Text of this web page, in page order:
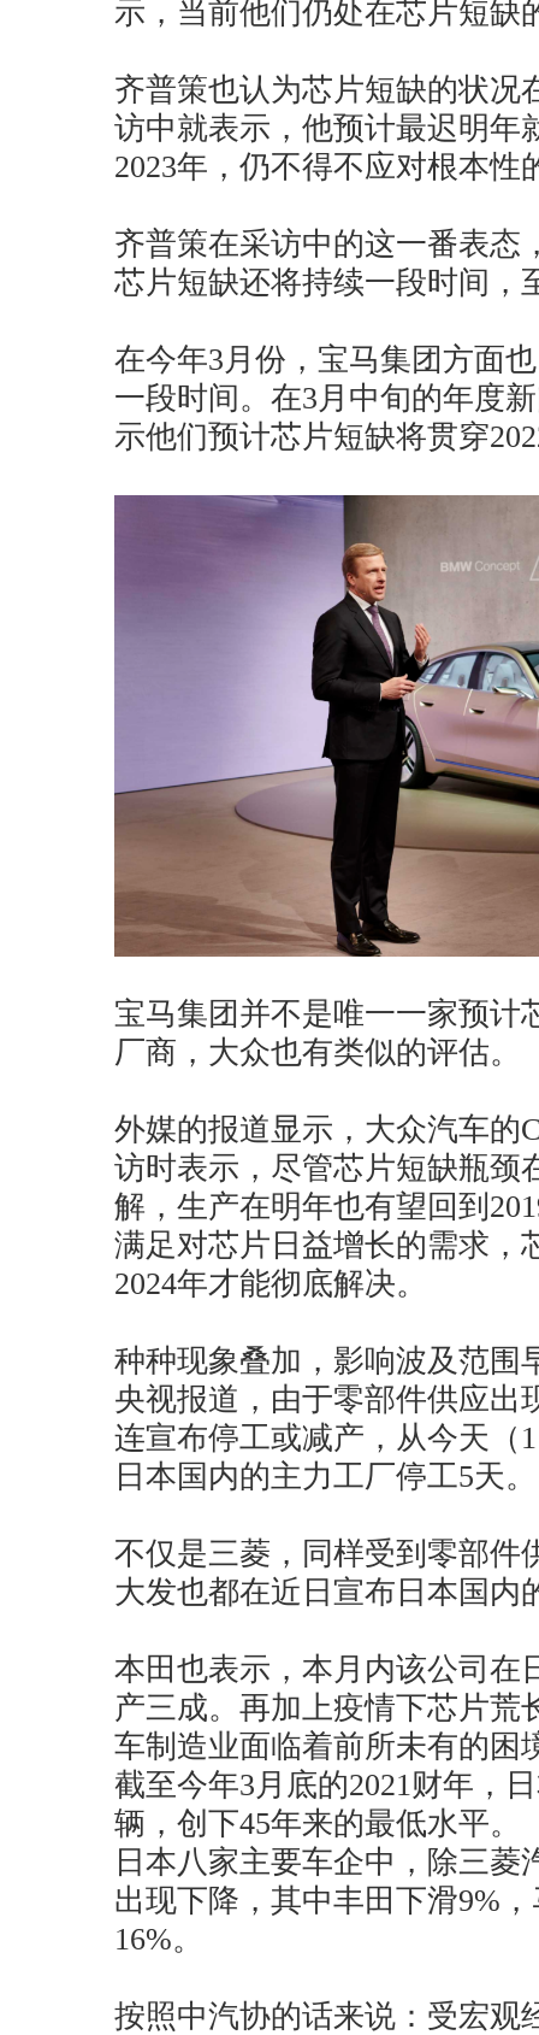
示，当前他们仍处在芯片短缺
齐普策也认为芯片短缺的状况
访中就表示，他预计最迟明年
2023年，仍不得不应对根本性
齐普策在采访中的这一番表态
芯片短缺还将持续一段时间，
在今年3月份，宝马集团方面
一段时间。在3月中旬的年度
示他们预计芯片短缺将贯穿
宝马集团并不是唯一一家预计
厂商，大众也有类似的评估。
外媒的报道显示，大众汽车的
访时表示，尽管芯片短缺瓶颈
解，生产在明年也有望回到
满足对芯片日益增长的需求，
2024年才能彻底解决。
种种现象叠加，影响波及范围
央视报道，由于零部件供应出
连宣布停工或减产，从今天（
日本国内的主力工厂停工5天。
不仅是三菱，同样受到零部件
大发也都在近日宣布日本国内
本田也表示，本月内该公司在
产三成。再加上疫情下芯片荒
车制造业面临着前所未有的困
截至今年3月底的2021财年，
辆，创下45年来的最低水平。
日本八家主要车企中，除三菱
出现下降，其中丰田下滑9%
16%。
按照中汽协的话来说：受宏观